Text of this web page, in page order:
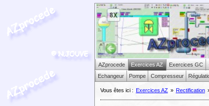
AZprocede Exercices AZ Exercices GC
Echangeur
Pompe Compresseur
Vous êtes ici : Exercices AZ » Rectification